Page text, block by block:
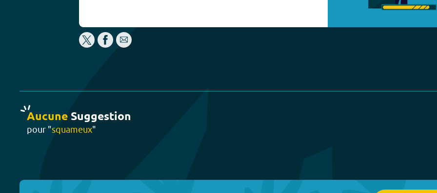
Aucune Suggestion
pour "squameux"